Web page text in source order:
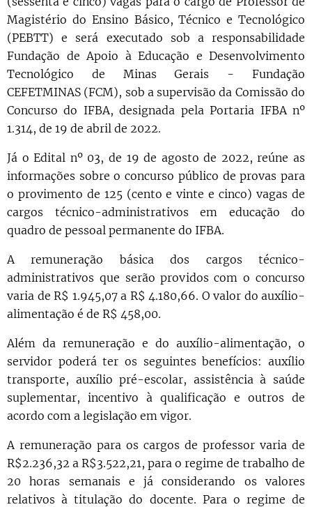
Magistério do Ensino Básico, Técnico e Tecnológico
(PEBTT) e será executado sob a responsabilidade
Fundação de Apoio à Educação e Desenvolvimento
Tecnológico de Minas Gerais - Fundação
CEFETMINAS (FCM), sob a supervisão da Comissão do
Concurso do IFBA, designada pela Portaria IFBA nº
1.314, de 19 de abril de 2022.
Já o Edital nº 03, de 19 de agosto de 2022, reúne as
informações sobre o concurso público de provas para
o provimento de 125 (cento e vinte e cinco) vagas de
cargos técnico-administrativos em educação do
quadro de pessoal permanente do IFBA.
A remuneração básica dos cargos técnico-
administrativos que serão providos com o concurso
varia de R$ 1.945,07 a R$ 4.180,66. O valor do auxílio-
alimentação é de R$ 458,00.
Além da remuneração e do auxílio-alimentação, o
servidor poderá ter os seguintes benefícios: auxílio
transporte, auxílio pré-escolar, assistência à saúde
suplementar, incentivo à qualificação e outros de
acordo com a legislação em vigor.
A remuneração para os cargos de professor varia de
R$2.236,32 a R$3.522,21, para o regime de trabalho de
20 horas semanais e já considerando os valores
relativos à titulação do docente. Para o regime de